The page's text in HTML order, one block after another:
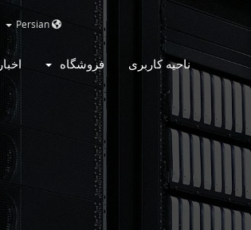
Persian
ناحیه کاربری فروشگاه اخبار